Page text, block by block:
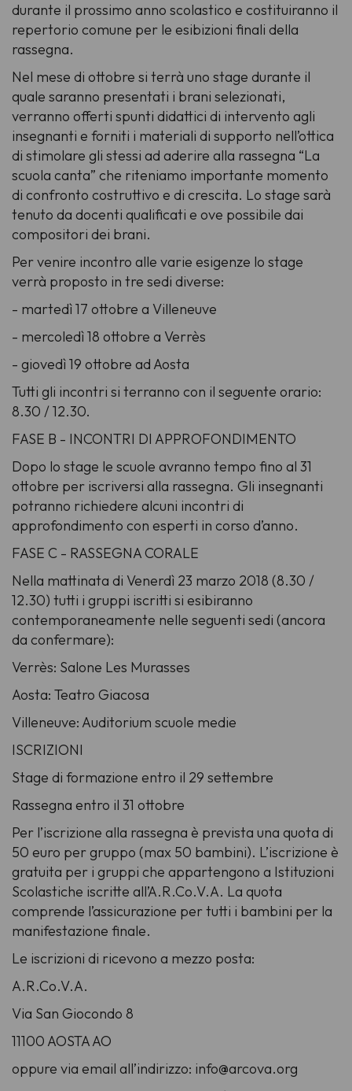
durante il prossimo anno scolastico e costituiranno il
repertorio comune per le esibizioni finali della
rassegna.
Nel mese di ottobre si terrà uno stage durante il
quale saranno presentati i brani selezionati,
verranno offerti spunti didattici di intervento agli
insegnanti e forniti i materiali di supporto nell’ottica
di stimolare gli stessi ad aderire alla rassegna “La
scuola canta” che riteniamo importante momento
di confronto costruttivo e di crescita. Lo stage sarà
tenuto da docenti qualificati e ove possibile dai
compositori dei brani.
Per venire incontro alle varie esigenze lo stage
verrà proposto in tre sedi diverse:
- martedì 17 ottobre a Villeneuve
- mercoledì 18 ottobre a Verrès
- giovedì 19 ottobre ad Aosta
Tutti gli incontri si terranno con il seguente orario:
8.30 / 12.30.
FASE B - INCONTRI DI APPROFONDIMENTO
Dopo lo stage le scuole avranno tempo fino al 31
ottobre per iscriversi alla rassegna. Gli insegnanti
potranno richiedere alcuni incontri di
approfondimento con esperti in corso d’anno.
FASE C - RASSEGNA CORALE
Nella mattinata di Venerdì 23 marzo 2018 (8.30 /
12.30) tutti i gruppi iscritti si esibiranno
contemporaneamente nelle seguenti sedi (ancora
da confermare):
Verrès: Salone Les Murasses
Aosta: Teatro Giacosa
Villeneuve: Auditorium scuole medie
ISCRIZIONI
Stage di formazione entro il 29 settembre
Rassegna entro il 31 ottobre
Per l’iscrizione alla rassegna è prevista una quota di
50 euro per gruppo (max 50 bambini). L’iscrizione è
gratuita per i gruppi che appartengono a Istituzioni
Scolastiche iscritte all’A.R.Co.V.A. La quota
comprende l’assicurazione per tutti i bambini per la
manifestazione finale.
Le iscrizioni di ricevono a mezzo posta:
A.R.Co.V.A.
Via San Giocondo 8
11100 AOSTA AO
oppure via email all’indirizzo: info@arcova.org